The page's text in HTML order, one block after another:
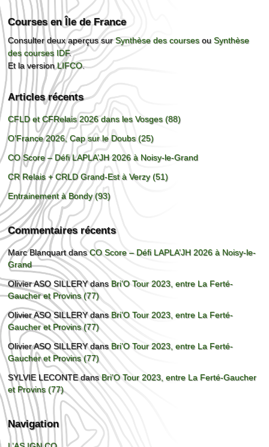
Courses en Île de France
Consulter deux aperçus surSynthèse des coursesouSynthèse
des courses IDF.
Et la versionLIFCO.
Articles récents
CFLD et CFRelais 2026 dans les Vosges (88)
O’France 2026, Cap sur le Doubs (25)
CO Score – Défi LAPLA’JH 2026 à Noisy-le-Grand
CR Relais + CRLD Grand-Est à Verzy (51)
Entrainement à Bondy (93)
Commentaires récents
Marc BlanquartdansCO Score – Défi LAPLA’JH 2026 à Noisy-le-
Grand
Olivier ASO SILLERYdans Bri’O Tour 2023, entre La Ferté-
Gaucher et Provins (77)
Olivier ASO SILLERYdansBri’O Tour 2023, entre La Ferté-
Gaucher et Provins (77)
Olivier ASO SILLERYdans Bri’O Tour 2023, entre La Ferté-
Gaucher et Provins (77)
SYLVIE LECONTEdansBri’O Tour 2023, entre La Ferté-Gaucher
et Provins (77)
Navigation